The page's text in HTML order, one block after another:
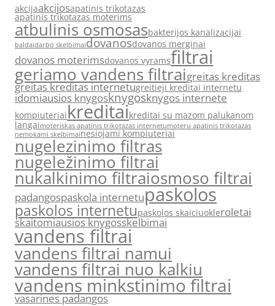
akcijaakcijosapatinis trikotazas
apatinis trikotazas moterims
atbulinis osmosasbakterijos kanalizacijai
baldaidarbo skelbimaidovanosdovanos merginai
dovanos moterimsdovanos vyramsfiltrai
geriamo vandens filtraigreitas kreditas
greitas kreditas internetugreitieji kreditai internetu
idomiausios knygosknygosknygos internete
kompiuteriaikreditaikreditai su mazom palukanom
langaimoteriskas apatinis trikotazas internetumoteru apatinis trikotazas
nemokami skelbimainesiojami kompiuteriai
nugelezinimo filtras
nugeležinimo filtrai
nukalkinimo filtraiosmoso filtrai
padangospaskola internetupaskolos
paskolos internetupaskolos skaiciuokleroletai
skaitomiausios knygosskelbimai
vandens filtrai
vandens filtrai namui
vandens filtrai nuo kalkiu
vandens minkstinimo filtrai
vasarines padangos